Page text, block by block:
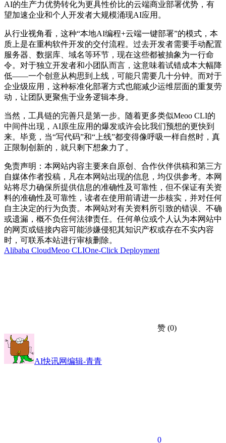
AI的生产力优势转化为更具性价比的云端商业部署优势，有
望加速企业和个人开发者大规模涌现AI应用。
从行业视角看，这种“本地AI编程+云端一键部署”的模式，本
质上是在重构软件开发的交付流程。过去开发者需要手动配置
服务器、数据库、域名等环节，现在这些都被抽象为一行命
令。对于独立开发者和小团队而言，这意味着试错成本大幅降
低——一个创意从构思到上线，可能只需要几十分钟。而对于
企业级应用，这种标准化部署方式也能减少运维层面的重复劳
动，让团队更聚焦于业务逻辑本身。
当然，工具链的完善只是第一步。随着更多类似Meoo CLI的
中间件出现，AI原生应用的爆发或许会比我们预想的更快到
来。毕竟，当“写代码”和“上线”都变得像呼吸一样自然时，真
正限制创新的，就只剩下想象力了。
免责声明：本网站内容主要来自原创、合作伙伴供稿和第三方
自媒体作者投稿，凡在本网站出现的信息，均仅供参考。本网
站将尽力确保所提供信息的准确性及可靠性，但不保证有关资
料的准确性及可靠性，读者在使用前请进一步核实，并对任何
自主决定的行为负责。本网站对有关资料所引致的错误、不确
或遗漏，概不负任何法律责任。任何单位或个人认为本网站中
的网页或链接内容可能涉嫌侵犯其知识产权或存在不实内容
时，可联系本站进行审核删除。
Alibaba CloudMeoo CLIOne-Click Deployment
赞 (0)
AI快讯网编辑-青青
0